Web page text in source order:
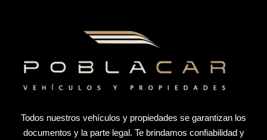
Todos nuestros vehículos y propiedades se garantizan los
documentos y la parte legal. Te brindamos confiabilidad y